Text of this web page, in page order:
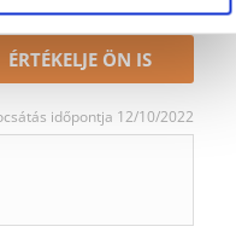
ÉRTÉKELJE ÖN IS
időpontja 12/10/2022